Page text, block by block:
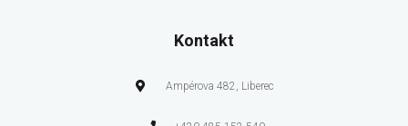
Kontakt
Ampérova 482, Liberec